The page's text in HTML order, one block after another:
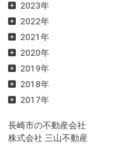
2023年
2022年
2021年
2020年
2019年
2018年
2017年
長崎市の不動産会社
株式会社 三山不動産